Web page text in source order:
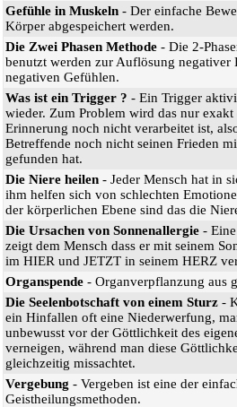
Gefühle in Muskeln - Der einfache
Körper abgespeichert werden.
Die Zwei Phasen Methode - Die 2-
benutzt werden zur Auflösung negativer
negativen Gefühlen.
Was ist ein Trigger ? - Ein Trigger
wieder. Zum Problem wird das nur exakt
Erinnerung noch nicht verarbeitet ist,
Betreffende noch nicht seinen Frieden
gefunden hat.
Die Niere heilen - Jeder Mensch hat in
ihm helfen sich von schlechten
der körperlichen Ebene sind das die
Die Ursachen von Sonnenallergie -
zeigt dem Mensch dass er mit seinem
im HIER und JETZT in seinem HERZ
Organspende - Organverpflanzung aus
Die Seelenbotschaft von einem Sturz -
ein Hinfallen oft eine Niederwerfung,
unbewusst vor der Göttlichkeit des
verneigen, während man diese
gleichzeitig missachtet.
Vergebung - Vergeben ist eine der
Geistheilungsmethoden.